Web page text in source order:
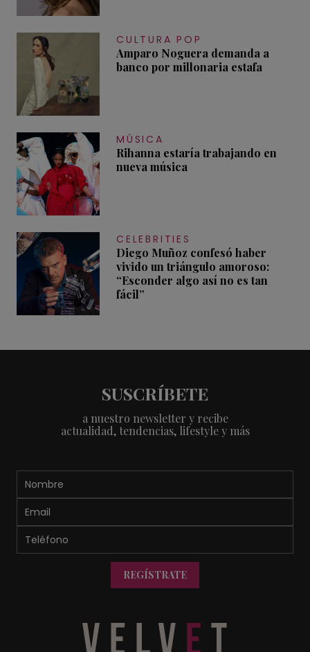
CULTURA POP
Amparo Noguera demanda a
banco por millonaria estafa
MÚSICA
Rihanna estaría trabajando en
nueva música
CELEBRITIES
Diego Muñoz confesó haber
vivido un triángulo amoroso:
“Esconder algo así no es tan
fácil”
SUSCRÍBETE
a nuestro newsletter y recibe
actualidad, tendencias, lifestyle y más
REGÍSTRATE